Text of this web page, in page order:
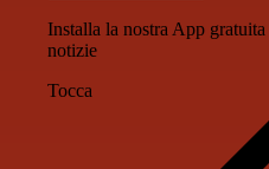
Installa la nostra App
notizie
Tocca